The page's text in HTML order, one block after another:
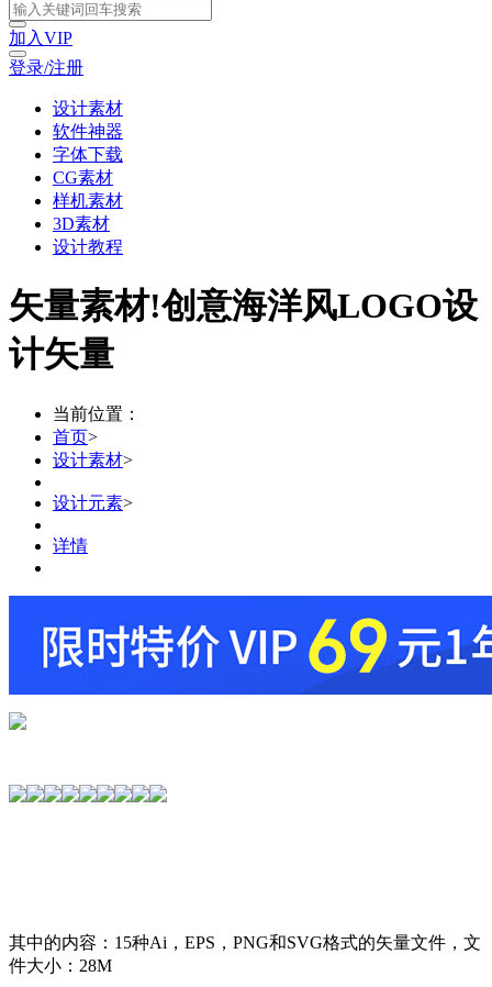
加入VIP
登录/注册
设计素材
软件神器
字体下载
CG素材
样机素材
3D素材
设计教程
矢量素材!创意海洋风LOGO设
计矢量
当前位置：
首页>
设计素材>
设计元素>
详情
其中的内容：15种Ai，EPS，PNG和SVG格式的矢量文件，文
件大小：28M